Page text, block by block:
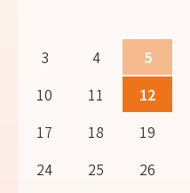
3
4 5
10
11 12
17
18 19
24
25 26